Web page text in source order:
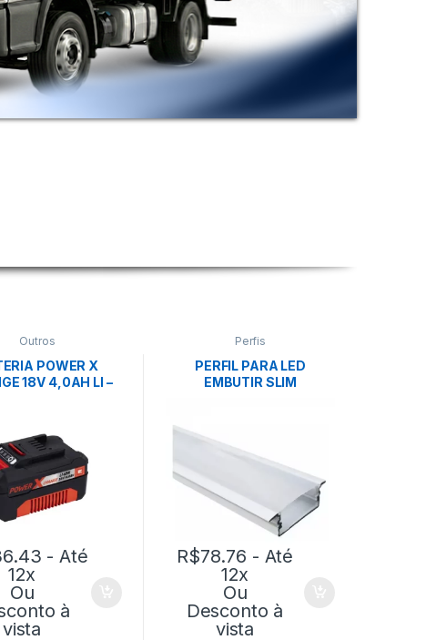
Outros
POWER X
18V 4,0AH LI –
- Até
12x
Ou
à
vista
Perfis
PERFIL PARA LED
EMBUTIR SLIM
R$78.76 - Até
12x
Ou
Desconto à
vista